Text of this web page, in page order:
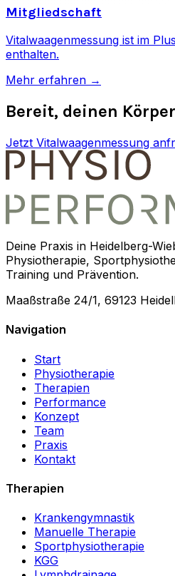
Mitgliedschaft
Vitalwaagenmessung ist im
enthalten.
Mehr erfahren →
Bereit, deinen
Jetzt Vitalwaagenmessung
Deine Praxis in Heidelberg-
Physiotherapie,
Training und Prävention.
Maaßstraße 24/1, 69123
Navigation
Start
Physiotherapie
Therapien
Performance
Konzept
Team
Praxis
Kontakt
Therapien
Krankengymnastik
Manuelle Therapie
Sportphysiotherapie
KGG